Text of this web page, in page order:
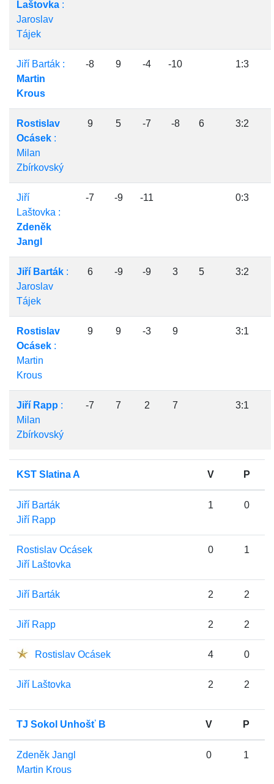
Laštovka :
Jaroslav
Tájek
Jiří Barták :
Martin
Krous
-8 9 -4 -10 1:3
Rostislav
Ocásek :
Milan
Zbírkovský
9 5 -7 -8 6 3:2
Jiří
Laštovka :
Zdeněk
Jangl
-7 -9 -11 0:3
Jiří Barták :
Jaroslav
Tájek
6 -9 -9 3 5 3:2
Rostislav
Ocásek :
Martin
Krous
9 9 -3 9 3:1
Jiří Rapp :
Milan
Zbírkovský
-7 7 2 7 3:1
KST Slatina A V P
Jiří Barták
Jiří Rapp
1 0
Rostislav Ocásek
Jiří Laštovka
0 1
Jiří Barták 2 2
Jiří Rapp 2 2
Rostislav Ocásek 4 0
Jiří Laštovka 2 2
TJ Sokol Unhošť B V P
Zdeněk Jangl
Martin Krous
0 1